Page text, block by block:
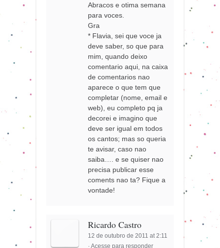
Abracos e otima semana
para voces.
Gra
* Flavia, sei que voce ja
deve saber, so que para
mim, quando deixo
comentario aqui, na caixa
de comentarios nao
aparece o que tem que
completar (nome, email e
web), eu completo pq ja
decorei e imagino que
deve ser igual em todos
os cantos; mas so queria
te avisar, caso nao
saiba…. e se quiser nao
precisa publicar esse
coments nao ta? Fique a
vontade!
Ricardo Castro
12 de outubro de 2011 at 2:11
·Acesse para responder